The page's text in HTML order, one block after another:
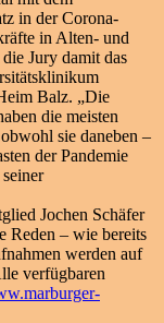
in der Corona-
in Alten- und
Jury damit das
Balz. „Die
die meisten
sie daneben –
der Pandemie
Jochen Schäfer
Reden – wie bereits
werden auf
verfügbaren